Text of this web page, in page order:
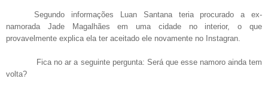
Segundo informações Luan Santana teria procurado a ex-
namorada Jade Magalhães em uma cidade no interior, o que
provavelmente explica ela ter aceitado ele novamente no Instagran.
Fica no ar a seguinte pergunta: Será que esse namoro ainda tem
volta?